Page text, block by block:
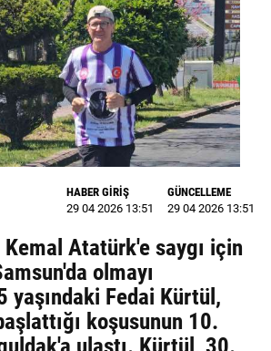
HABER GİRİŞ
29 04 2026 13:51
GÜNCELLEME
29 04 2026 13:51
Atatürk'e saygı için
olmayı
yaşındaki Fedai Kürtül,
koşusunun 10.